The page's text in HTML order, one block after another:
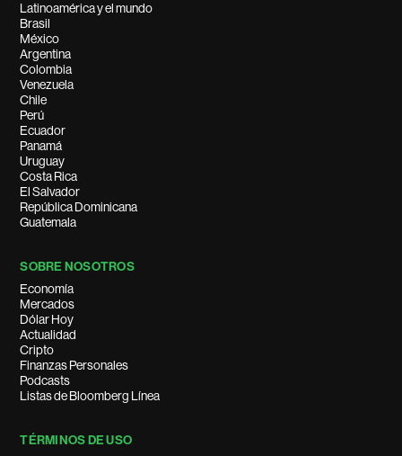
Latinoamérica y el mundo
Brasil
México
Argentina
Colombia
Venezuela
Chile
Perú
Ecuador
Panamá
Uruguay
Costa Rica
El Salvador
República Dominicana
Guatemala
SOBRE NOSOTROS
Economía
Mercados
Dólar Hoy
Actualidad
Cripto
Finanzas Personales
Podcasts
Listas de Bloomberg Línea
TÉRMINOS DE USO